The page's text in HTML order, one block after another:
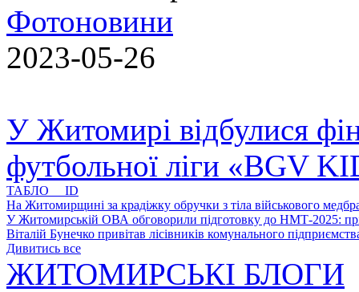
Фотоновини
2023-05-26
У Житомирі відбулися
футбольної ліги «BGV
ТАБЛО ID
На Житомирщині за крадіжку обручки з тіла військового
У Житомирській ОВА обговорили підготовку до НМТ-2025:
Віталій Бунечко привітав лісівників комунального
Дивитись все
ЖИТОМИРСЬКІ БЛОГИ